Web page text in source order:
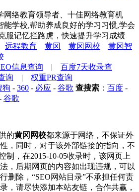
网络教育领导者、十佳网络教育机
能学校,帮助养成良好的学习习惯,学会
服记忆拦路虎，快速提升学习成绩
远程教育 黄冈 黄冈网校
黄冈智
信息查询 | 百度7天收录查
询 | 权重PR查询
狗 - 360 - 必应 - 谷歌 查搜索 ： 百度 -
谷歌
的黄冈网校都来源于网络，不保证外
，同时，对于该外部链接的指向，不
制，在2015-10-05收录时，该网页上
，后期网页的内容如出现违规，可以
删除，“SEO网站目录”不承担任何责
，请尽快添加本站友链，合作共赢，